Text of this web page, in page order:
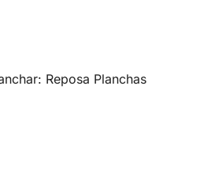
Reposa Planchas